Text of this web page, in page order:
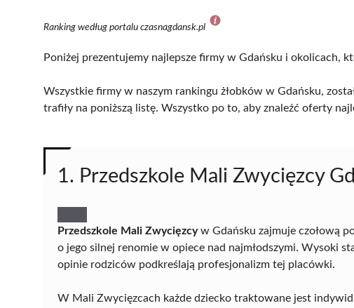
Ranking według portalu czasnagdansk.pl
Poniżej prezentujemy najlepsze firmy w Gdańsku i okolicach,
Wszystkie firmy w naszym rankingu żłobków w Gdańsku,
trafiły na poniższą listę. Wszystko po to, aby znaleźć oferty
1. Przedszkole Mali Zwycięzcy
Przedszkole Mali Zwycięzcyw Gdańsku zajmuje czołową
o jego silnej renomie w opiece nad najmłodszymi. Wysoki
opinie rodziców podkreślają profesjonalizm tej placówki.
W Mali Zwycięzcach każde dziecko traktowane jest